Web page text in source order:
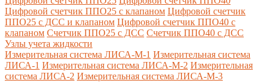
Цифровой счетчик ППО25 с клапаном Цифровой счетчик
ППО25 с ДСС и клапаном Цифровой счетчик ППО40 с
клапаном Счетчик ППО25 с ДСС Счетчик ППО40 с ДСС
Узлы учета жидкости
Измерительная система ЛИСА-М-1 Измерительная система
ЛИСА-1 Измерительная система ЛИСА-М-2 Измерительная
система ЛИСА-2 Измерительная система ЛИСА-М-3